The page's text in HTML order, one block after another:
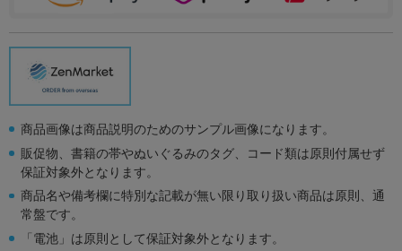
商品画像は商品説明のためのサンプル画像になります。
販促物、書籍の帯やぬいぐるみのタグ、コード類は原則付属せず
保証対象外となります。
商品名や備考欄に特別な記載が無い限り取り扱い商品は原則、通
常盤です。
「電池」は原則として保証対象外となります。